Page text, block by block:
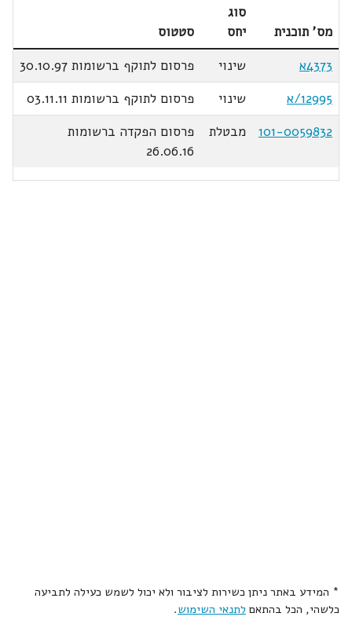
מס' תוכנית
סוג
יחס
סטטוס
4373א
שינוי
פרסום לתוקף ברשומות 30.10.97
12995/א
שינוי
פרסום לתוקף ברשומות 03.11.11
101-0059832
מבטלת
פרסום הפקדה ברשומות
26.06.16
* המידע באתר ניתן כשירות לציבור ולא יכול לשמש כעילה לתביעה
כלשהי, הכל בהתאם לתנאי השימוש.